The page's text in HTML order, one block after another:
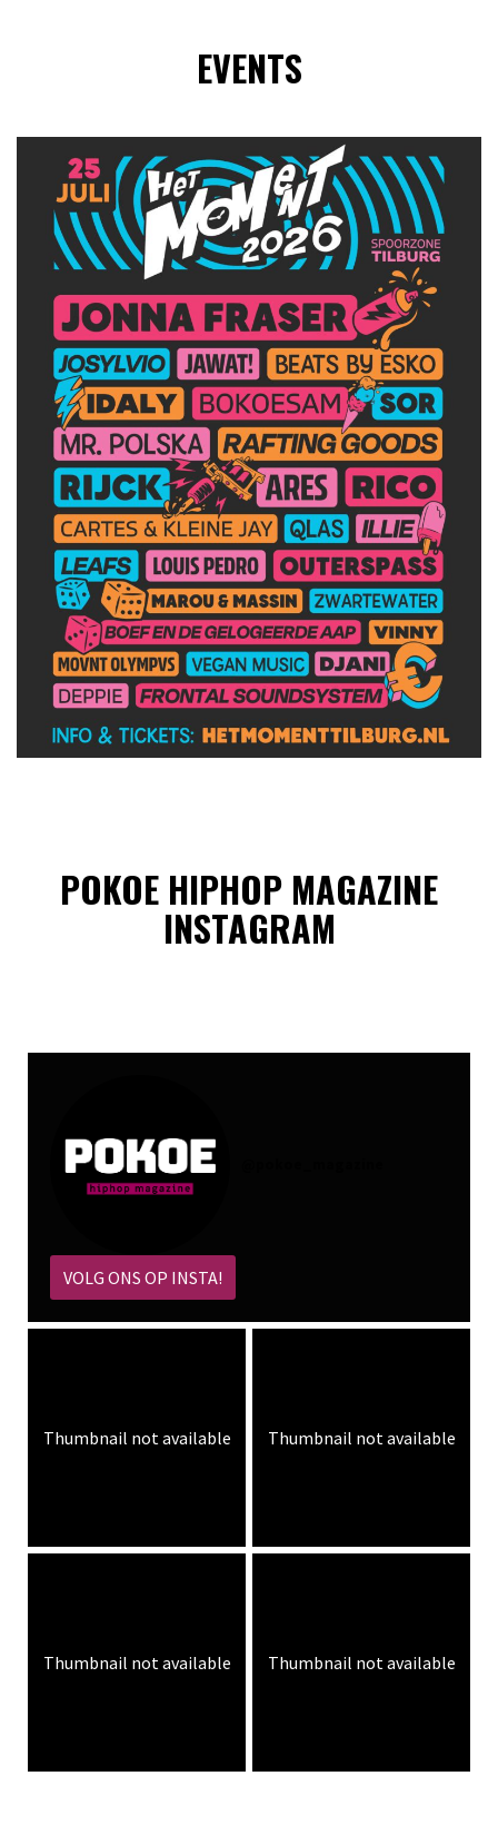
EVENTS
POKOE HIPHOP MAGAZINE
INSTAGRAM
VOLG ONS OP INSTA!
Thumbnail not available Thumbnail not available
Thumbnail not available Thumbnail not available